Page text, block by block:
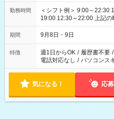
勤務時間
＜シフト例＞ 9:00～22:30
19:00 12:30～22:00 上記の時間から好きな時間を選べます！ ※
時間は変更となる可能性が
期間 9月8日・9日
特徴 週1日からOK / 履歴書不要 /
電話対応なし / パソコンス
気になる！ 応